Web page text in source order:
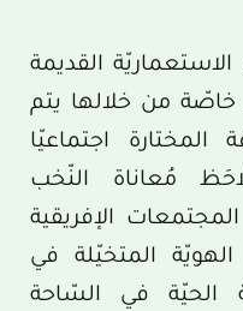
القديمة
خاصّة من خلالها يتم
المختارة اجتماعيّا
مُعاناة النّخب
الإفريقية
المتخيّلة في
الحيّة في السّاحة